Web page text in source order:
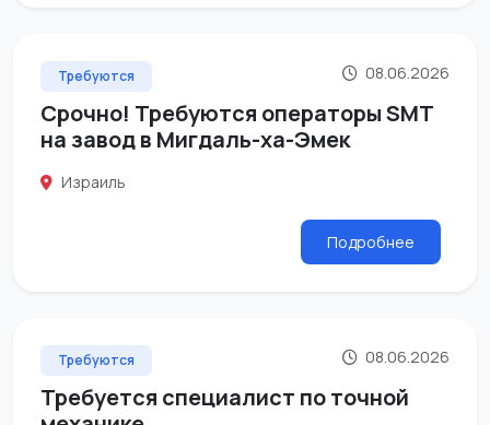
Требуются 08.06.2026
Срочно! Требуются операторы SMT
на завод в Мигдаль-ха-Эмек
Израиль
Подробнее
Требуются 08.06.2026
Требуется специалист по точной